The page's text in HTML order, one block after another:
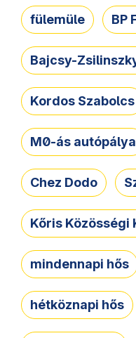
fülemüle BP
Bajcsy-
Kordos Szabolcs
M0-ás autópálya
Chez Dodo
Kőris Közösségi
mindennapi hős
hétköznapi hős